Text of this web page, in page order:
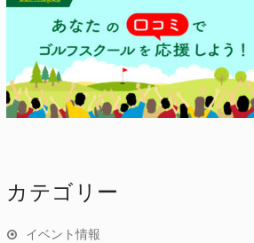
カテゴリー
イベント情報